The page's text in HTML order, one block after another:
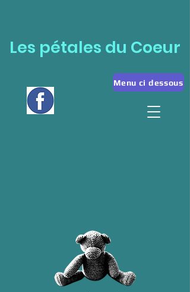
Les pétales du Coeur
Menu ci dessous